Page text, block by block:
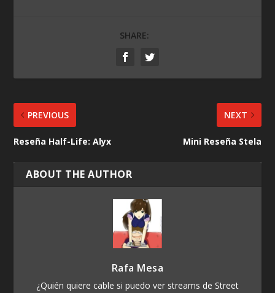
SHARE:
PREVIOUS
Reseña Half-Life: Alyx
NEXT
Mini Reseña Stela
ABOUT THE AUTHOR
Rafa Mesa
¿Quién quiere cable si puedo ver streams de Street